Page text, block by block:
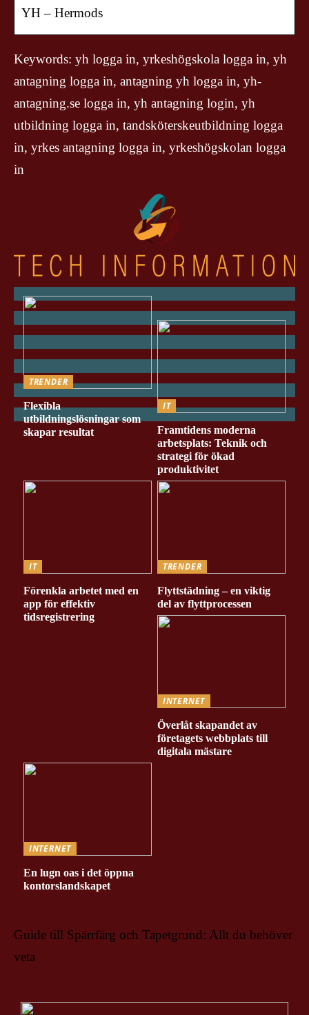
YH – Hermods
Keywords: yh logga in, yrkeshögskola logga in, yh
antagning logga in, antagning yh logga in, yh-
antagning.se logga in, yh antagning login, yh
utbildning logga in, tandsköterskeutbildning logga
in, yrkes antagning logga in, yrkeshögskolan logga
in
TRENDER
Flexibla
utbildningslösningar som
skapar resultat
IT
Framtidens moderna
arbetsplats: Teknik och
strategi för ökad
produktivitet
IT
Förenkla arbetet med en
app för effektiv
tidsregistrering
TRENDER
Flyttstädning – en viktig
del av flyttprocessen
INTERNET
Överlåt skapandet av
företagets webbplats till
digitala mästare
INTERNET
En lugn oas i det öppna
kontorslandskapet
Guide till Spärrfärg och Tapetgrund: Allt du behöver
veta